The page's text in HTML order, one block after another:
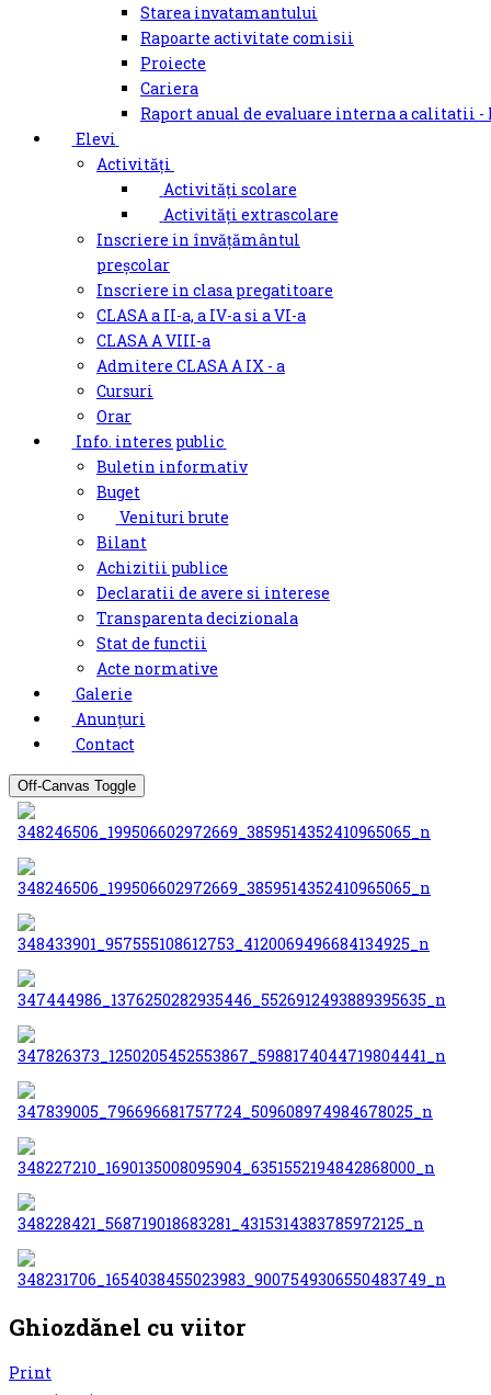
Starea invatamantului
Rapoarte activitate comisii
Proiecte
Cariera
Raport anual de evaluare interna a calitatii -
Elevi
Activități
Activități scolare
Activități extrascolare
Inscriere in învățământul
preșcolar
Inscriere in clasa pregatitoare
CLASA a II-a, a IV-a si a VI-a
CLASA A VIII-a
Admitere CLASA A IX - a
Cursuri
Orar
Info. interes public
Buletin informativ
Buget
Venituri brute
Bilant
Achizitii publice
Declaratii de avere si interese
Transparenta decizionala
Stat de functii
Acte normative
Galerie
Anunțuri
Contact
Off-Canvas Toggle
Ghiozdănel cu viitor
Print